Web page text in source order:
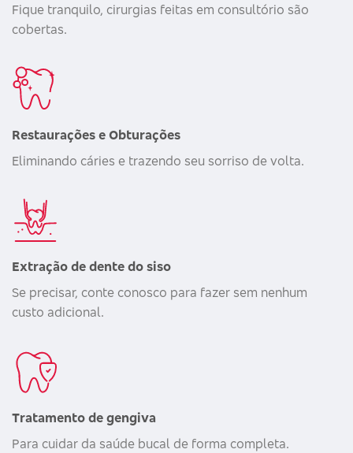
Fique tranquilo, cirurgias feitas em consultório são
cobertas.
Restaurações e Obturações
Eliminando cáries e trazendo seu sorriso de volta.
Extração de dente do siso
Se precisar, conte conosco para fazer sem nenhum
custo adicional.
Tratamento de gengiva
Para cuidar da saúde bucal de forma completa.